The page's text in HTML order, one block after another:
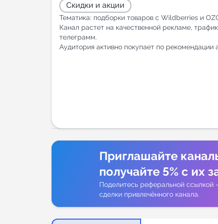
Скидки и акции
Тематика: подборки товаров с Wildberries и
Канал растет на качественной рекламе,
телеграмм.
Аудитория активно покупает по рекомендации
Приглашайте
получайте 5% с их
Поделитесь реферальной ссылкой
сделки привлечённого канала.